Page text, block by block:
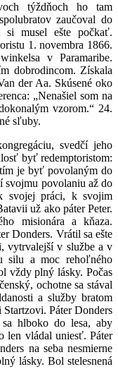
týždňoch ho tam
zaučoval do
si musel ešte počkať.
1. novembra 1866.
v Paramaribe.
dobrodincom. Získala
der Aa. Skúsené oko
„Nenašiel som na
vzorom.“ 24.
sľuby.
svedčí jeho
byť redemptoristom:
je byť povolaným do
svojmu povolaniu až do
svojej práci, k svojim
už ako páter Peter.
misionára a kňaza.
Donders. Vrátil sa ešte
vytrvalejší v službe a v
silu a moc rehoľného
vždy plný lásky. Počas
ochotne sa stával
a služby bratom
Páter Donders
hlboko do lesa, aby
len vládal uniesť. Páter
na seba nesmierne
lásky. Bol stelesnená